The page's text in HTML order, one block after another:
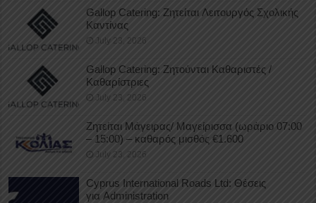
Gallop Catering: Ζητείται Λειτουργός Σχολικής
Καντίνας
July 23, 2026
Gallop Catering: Ζητούνται Καθαριστές /
Καθαρίστριες
July 23, 2026
Ζητείται Μάγειρας/ Μαγείρισσα (ωράριο 07:00
– 15:00) – καθαρός μισθός €1.600
July 23, 2026
Cyprus International Roads Ltd: Θέσεις
για Administration